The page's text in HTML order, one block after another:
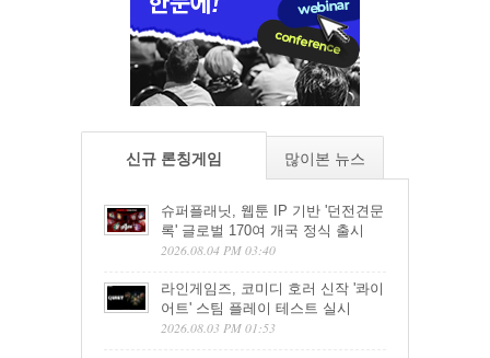
신규 론칭게임 많이본 뉴스
슈퍼플래닛, 웹툰 IP 기반 '던전견문
록' 글로벌 170여 개국 정식 출시
2026.08.04 PM 03:40
라인게임즈, 코미디 호러 신작 '콰이
어트' 스팀 플레이 테스트 실시
2026.08.03 PM 01:53